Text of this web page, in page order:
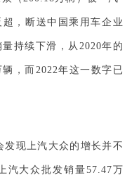
，断送中国乘用车企业
持续下滑，从2020年的
，而2022年这一数字已
发现上汽大众的增长并不
汽大众批发销量57.47万